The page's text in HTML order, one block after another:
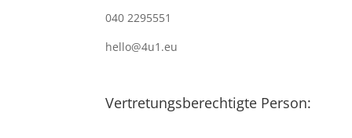
040 2295551
hello@4u1.eu
Vertretungsberechtigte Person: